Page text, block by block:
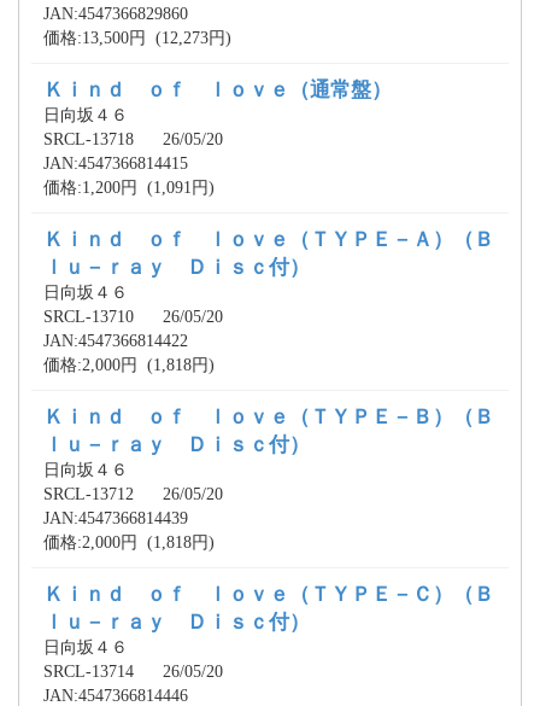
JAN:4547366829860
価格:13,500円 (12,273円)
Ｋｉｎｄ ｏｆ ｌｏｖｅ（通常盤）
日向坂４６
SRCL-13718 26/05/20
JAN:4547366814415
価格:1,200円 (1,091円)
Ｋｉｎｄ ｏｆ ｌｏｖｅ（ＴＹＰＥ－Ａ）（Ｂ
ｌｕ－ｒａｙ Ｄｉｓｃ付）
日向坂４６
SRCL-13710 26/05/20
JAN:4547366814422
価格:2,000円 (1,818円)
Ｋｉｎｄ ｏｆ ｌｏｖｅ（ＴＹＰＥ－Ｂ）（Ｂ
ｌｕ－ｒａｙ Ｄｉｓｃ付）
日向坂４６
SRCL-13712 26/05/20
JAN:4547366814439
価格:2,000円 (1,818円)
Ｋｉｎｄ ｏｆ ｌｏｖｅ（ＴＹＰＥ－Ｃ）（Ｂ
ｌｕ－ｒａｙ Ｄｉｓｃ付）
日向坂４６
SRCL-13714 26/05/20
JAN:4547366814446